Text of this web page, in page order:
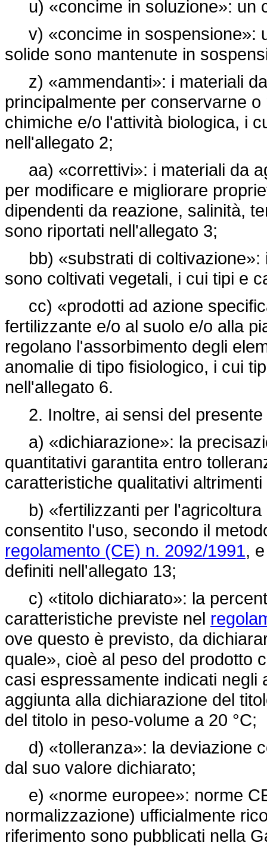
u) «concime in soluzione»: un
v) «concime in sospensione»:
solide sono mantenute in
z) «ammendanti»: i materiali
principalmente per conservarne
chimiche e/o l'attività biologica, i
nell'allegato 2;
aa) «correttivi»: i materiali da
per modificare e migliorare
dipendenti da reazione, salinità,
sono riportati nell'allegato 3;
bb) «substrati di coltivazione»:
sono coltivati vegetali, i cui tipi e
cc) «prodotti ad azione
fertilizzante e/o al suolo e/o alla
regolano l'assorbimento degli
anomalie di tipo fisiologico, i cui
nell'allegato 6.
2. Inoltre, ai sensi del presente
a) «dichiarazione»: la
quantitativi garantita entro
caratteristiche qualitativi
b) «fertilizzanti per l'agricoltura
consentito l'uso, secondo il
regolamento (CE) n. 2092/1991,
definiti nell'allegato 13;
c) «titolo dichiarato»: la
caratteristiche previste nel
ove questo è previsto, da
quale», cioè al peso del prodotto
casi espressamente indicati negli
aggiunta alla dichiarazione del
del titolo in peso-volume a 20 °C;
d) «tolleranza»: la deviazione
dal suo valore dichiarato;
e) «norme europee»: norme
normalizzazione) ufficialmente
riferimento sono pubblicati nella